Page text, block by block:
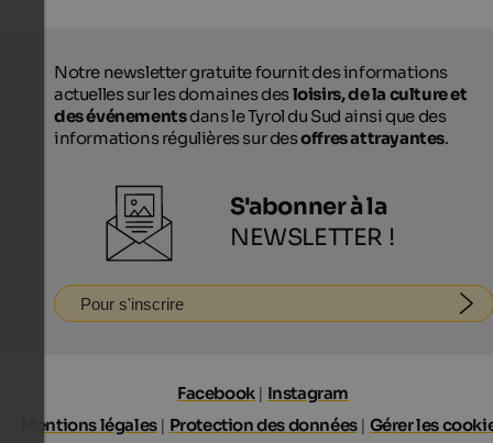
Notre newsletter gratuite fournit des informations
actuelles sur les domaines desloisirs, de la culture et
des événementsdans le Tyrol du Sud ainsi que des
informations régulières sur desoffres attrayantes.
S'abonner à la
NEWSLETTER !
Pour s'inscrire
Facebook | Instagram
Mentions légales| Protection des données| Gérer les